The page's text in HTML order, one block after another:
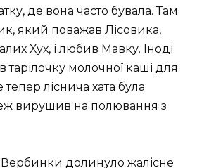
де вона часто бувала. Там
який поважав Лісовика,
Хух, і любив Мавку. Іноді
тарілочку молочної каші для
ліснича хата була
вирушив на полювання з
долинуло жалісне